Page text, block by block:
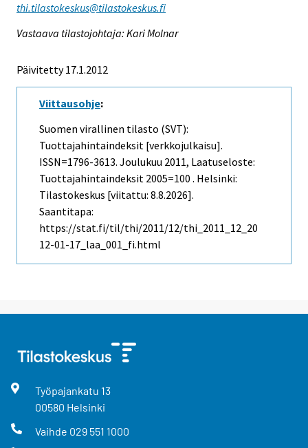
thi.tilastokeskus@tilastokeskus.fi
Vastaava tilastojohtaja: Kari Molnar
Päivitetty 17.1.2012
Viittausohje:
Suomen virallinen tilasto (SVT):
Tuottajahintaindeksit [verkkojulkaisu].
ISSN=1796-3613. Joulukuu 2011, Laatuseloste:
Tuottajahintaindeksit 2005=100 . Helsinki:
Tilastokeskus [viitattu: 8.8.2026].
Saantitapa:
https://stat.fi/til/thi/2011/12/thi_2011_12_20
12-01-17_laa_001_fi.html
Työpajankatu 13
00580 Helsinki
Vaihde 029 551 1000